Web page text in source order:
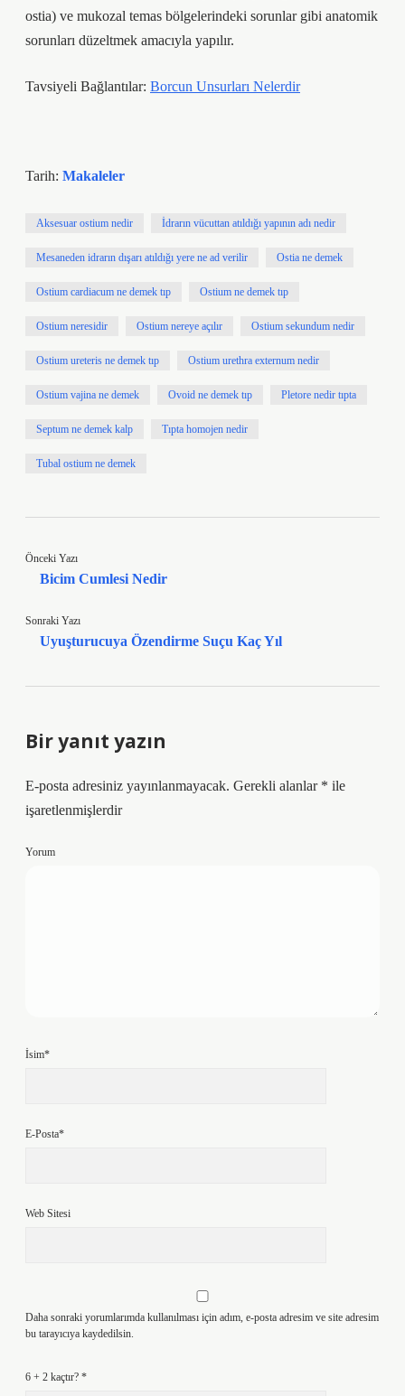
ostia) ve mukozal temas bölgelerindeki sorunlar gibi anatomik
sorunları düzeltmek amacıyla yapılır.
Tavsiyeli Bağlantılar: Borcun Unsurları Nelerdir
Tarih: Makaleler
Aksesuar ostium nedir İdrarın vücuttan atıldığı yapının adı nedir
Mesaneden idrarın dışarı atıldığı yere ne ad verilir Ostia ne demek
Ostium cardiacum ne demek tıp Ostium ne demek tıp
Ostium neresidir Ostium nereye açılır Ostium sekundum nedir
Ostium ureteris ne demek tıp Ostium urethra externum nedir
Ostium vajina ne demek Ovoid ne demek tıp Pletore nedir tıpta
Septum ne demek kalp Tıpta homojen nedir
Tubal ostium ne demek
Önceki Yazı
Bicim Cumlesi Nedir
Sonraki Yazı
Uyuşturucuya Özendirme Suçu Kaç Yıl
Bir yanıt yazın
E-posta adresiniz yayınlanmayacak. Gerekli alanlar * ile
işaretlenmişlerdir
Yorum
İsim*
E-Posta*
Web Sitesi
Daha sonraki yorumlarımda kullanılması için adım, e-posta adresim ve site adresim
bu tarayıcıya kaydedilsin.
6 + 2 kaçtır? *